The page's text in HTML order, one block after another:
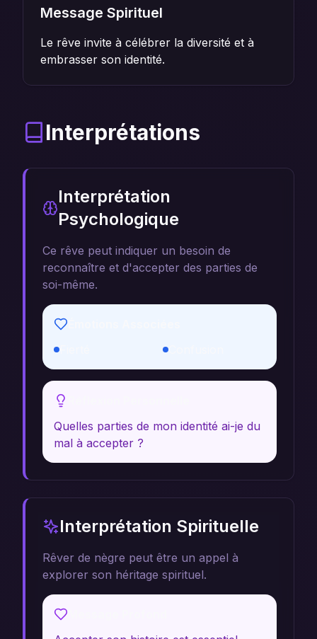
Message Spirituel
Le rêve invite à célébrer la diversité et à
embrasser son identité.
Interprétations
Interprétation
Psychologique
Ce rêve peut indiquer un besoin de
reconnaître et d'accepter des parties de
soi-même.
Confusion
Quelles parties de mon identité ai-je du
mal à accepter ?
Interprétation Spirituelle
Rêver de nègre peut être un appel à
explorer son héritage spirituel.